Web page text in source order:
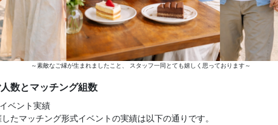
～素敵なご縁が生まれましたこと、 スタッフ一同とても嬉しく思っております～
数とマッチング組数
ベント実績
たマッチング形式イベントの実績は以下の通りです。